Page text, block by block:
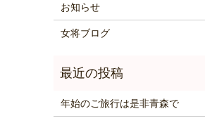
お知らせ
女将ブログ
年始のご旅行は是非青森で